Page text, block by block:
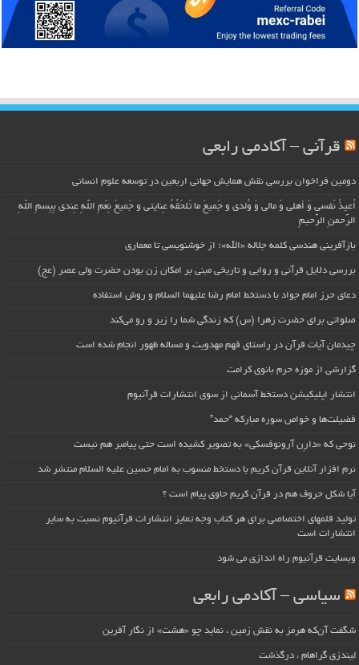
قرآنی – آکادمی رابعی
دومین فراخوان بررسی نقش همایش جهانی اربعین در توسعه علوم انسانی
اُعیذُ نَفسی وَ أهلی وَ مالی وَ وُلدی و جَمیعَ ما تَلحَقُهُ عِنایتی و جَمیعَ نِعَمِ اللّهِ عِندی بِبِسمِ اللّهِ
الرَّحمنِ الرَّحیمِ
بازآفرینی هندسی کلمه جلاله «الله»؛ از خوشنویسی تا معماری
بررسی دلایل قرآنی و روایی و تاریخی مبنی بر امکان زن بودن حضرت ولی عصر (عج)
دعای حرز امام جواد با دستخط امام رضا علیهما السلام و روش استفاده
صلواتی برای حضرت زهرا (س) که زندگی شما را زیر و رو می‌کند
چیدمان آیات قرآن در راستای فهم مهدویت و مساله ظهور انجام شده است
گزارشی از موزه حرم بانوی کرامت
انتشار اپلیکیشن دستخط آسمانی از سوی انتشارات قرآنیوم
فضیلت‌ها و خواص سوره مبارکه “حمد”
نوحی که «دارِن آرونوفسکی» به تصویر کشیده است حتی پیامبر هم نیست
نرم افزار آنلاین قرآن کریم با دستخط منسوب به امام حسین علیه السلام منتشر شد
آیا شکل حروف هم در قرآن کریم حاوی پیام است ؟
تولید قلمهای اختصاصی برای هر کتاب وجه تمایز انتشارات قرآنیوم نسبت به سایر
انتشارات است
وبسایت قرآنیوم راه اندازی می شود
سیاسی – آکادمی رابعی
شگفت آن‌که هرمز به نقش زمین ، نماید چو «هشت» از نگار آفرین
لیندزی گراهام ، درگذشت